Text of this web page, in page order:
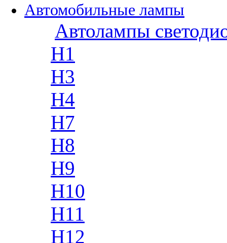
Автомобильные лампы
Автолампы
H1
H3
H4
H7
H8
H9
H10
H11
H12